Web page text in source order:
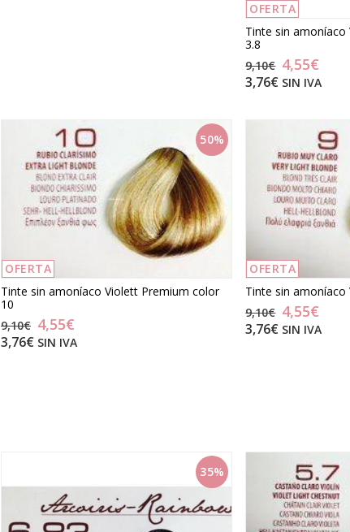
OFERTA
Tinte sin
3.8
9,10€ 4,55€
3,76€ SIN IVA
50%
OFERTA
Tinte sin amoníaco Violett Premium color
10
9,10€ 4,55€
3,76€ SIN IVA
OFERTA
Tinte sin
9,10€ 4,55€
3,76€ SIN IVA
35%